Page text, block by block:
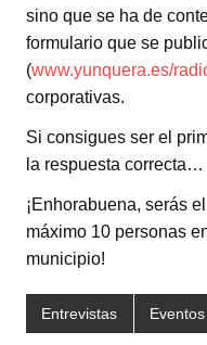
sino que se ha de
formulario que se
(www.yunquera.es/
corporativas.
Si consigues ser el
la respuesta correcta…
¡Enhorabuena, serás
máximo 10 personas
municipio!
Entrevistas Eventos